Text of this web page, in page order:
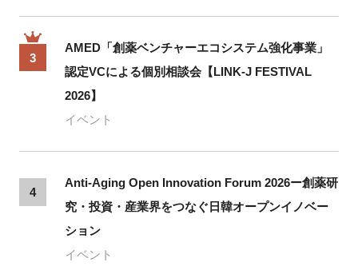
3
AMED「創薬ベンチャーエコシステム強化事業」
認定VCによる個別相談会【LINK-J FESTIVAL
2026】
イベント
4
Anti-Aging Open Innovation Forum 2026ー創薬研
究・投資・産業界をつなぐ日韓オープンイノベー
ション
イベント